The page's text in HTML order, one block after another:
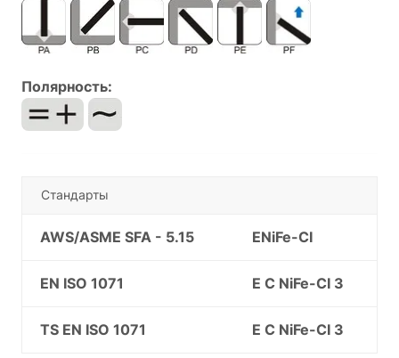
Полярность:
Стандарты
AWS/ASME SFA - 5.15 ENiFe-CI
EN ISO 1071 E C NiFe-CI 3
TS EN ISO 1071 E C NiFe-CI 3